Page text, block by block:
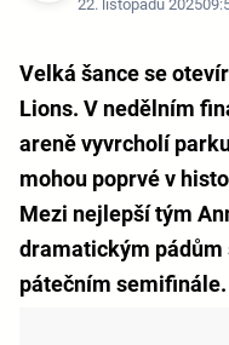
22. listopadu 2025
Velká šance se
Lions. V nedělním
areně vyvrcholí
mohou poprvé v
Mezi nejlepší tým
dramatickým pádům
pátečním semifinále.